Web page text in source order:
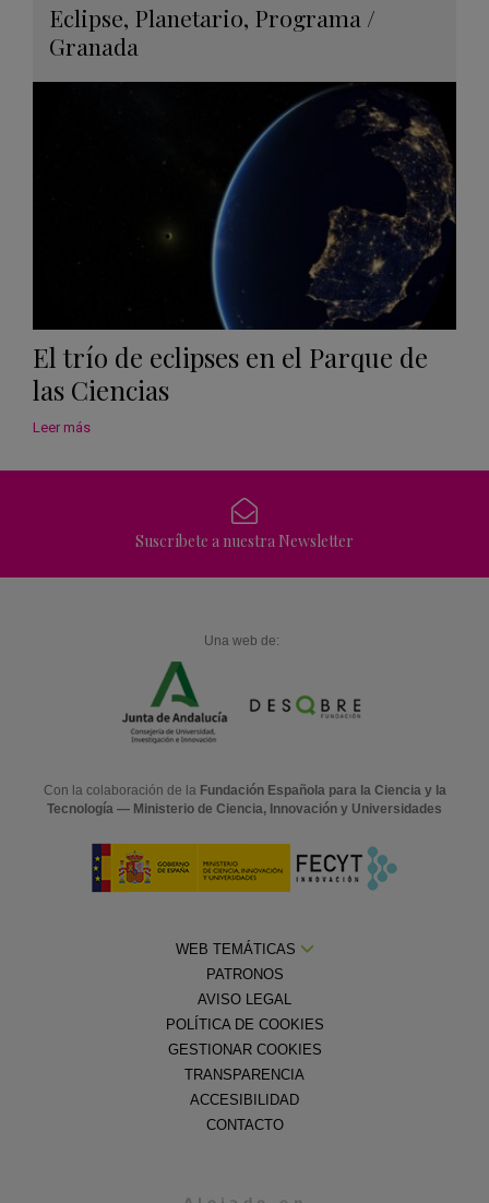
Eclipse, Planetario, Programa /
Granada
El trío de eclipses en el Parque de
las Ciencias
Leer más
Suscríbete a nuestra Newsletter
Una web de:
Con la colaboración de la Fundación Española para la Ciencia y la
Tecnología — Ministerio de Ciencia, Innovación y Universidades
WEB TEMÁTICAS
PATRONOS
AVISO LEGAL
POLÍTICA DE COOKIES
GESTIONAR COOKIES
TRANSPARENCIA
ACCESIBILIDAD
CONTACTO